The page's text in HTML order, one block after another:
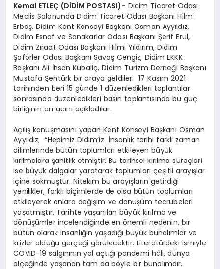
Kemal ETLEÇ (DİDİM POSTASI)- Didim Ticaret Odası
Meclis Salonunda Didim Ticaret Odası Başkanı Hilmi
Erbaş, Didim Kent Konseyi Başkanı Osman Ayyıldız,
Didim Esnaf ve Sanakarlar Odası Başkanı Şerif Erul,
Didim Zıraat Odası Başkanı Hilmi Yıldırım, Didim
Şoförler Odası Başkanı Savaş Cengiz, Didim EKKK
Başkanı Ali İhsan Kubaliç, Didim Turizm Derneği Başkanı
Mustafa Şentürk bir araya geldiler. 17 Kasım 2021
tarihinden beri 15 günde 1 düzenledikleri toplantılar
sonrasında düzenledikleri basın toplantısında bu güç
birliğinin amacını açıkladılar.
Açılış konuşmasını yapan Kent Konseyi Başkanı Osman
Ayyıldız; “Hepimiz Didim’iz İnsanlık tarihi farklı zaman
dilimlerinde bütün toplumları etkileyen büyük
kırılmalara şahitlik etmiştir. Bu tarihsel kırılma süreçleri
ise büyük dalgalar yaratarak toplumları çeşitli arayışlar
içine sokmuştur. Nitekim bu arayışların getirdiği
yenilikler, farklı biçimlerde de olsa bütün toplumları
etkileyerek onlara değişim ve dönüşüm tecrübeleri
yaşatmıştır. Tarihte yaşanılan büyük kırılma ve
dönüşümler incelendiğinde en önemli nedenin, bir
bütün olarak insanlığın yaşadığı büyük bunalımlar ve
krizler olduğu gerçeği görülecektir. Literatürdeki ismiyle
COVID-19 salgınının yol açtığı pandemi hâli, dünya
ölçeğinde yaşanan tam da böyle bir bunalımdır.